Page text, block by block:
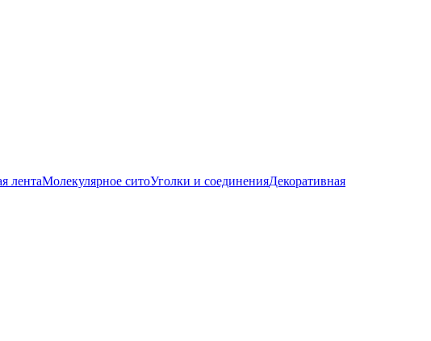
лентаМолекулярное ситоУголки и соединенияДекоративная